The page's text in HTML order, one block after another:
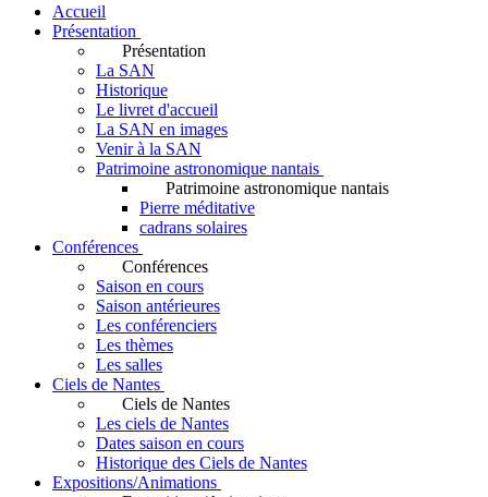
Accueil
Présentation
Présentation
La SAN
Historique
Le livret d'accueil
La SAN en images
Venir à la SAN
Patrimoine astronomique nantais
Patrimoine astronomique nantais
Pierre méditative
cadrans solaires
Conférences
Conférences
Saison en cours
Saison antérieures
Les conférenciers
Les thèmes
Les salles
Ciels de Nantes
Ciels de Nantes
Les ciels de Nantes
Dates saison en cours
Historique des Ciels de Nantes
Expositions/Animations